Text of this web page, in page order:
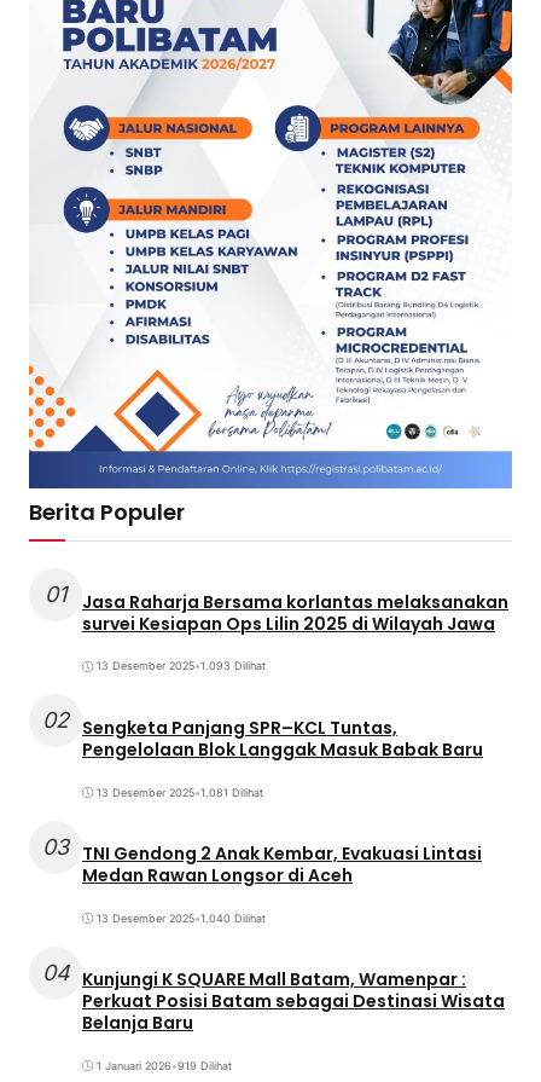
Berita Populer
01
Jasa Raharja Bersama korlantas melaksanakan
survei Kesiapan Ops Lilin 2025 di Wilayah Jawa
13 Desember 2025•1.093 Dilihat
02 Sengketa Panjang SPR–KCL Tuntas,
Pengelolaan Blok Langgak Masuk Babak Baru
13 Desember 2025•1.081 Dilihat
03 TNI Gendong 2 Anak Kembar, Evakuasi Lintasi
Medan Rawan Longsor di Aceh
13 Desember 2025•1.040 Dilihat
04 Kunjungi K SQUARE Mall Batam, Wamenpar :
Perkuat Posisi Batam sebagai Destinasi Wisata
Belanja Baru
1 Januari 2026•919 Dilihat